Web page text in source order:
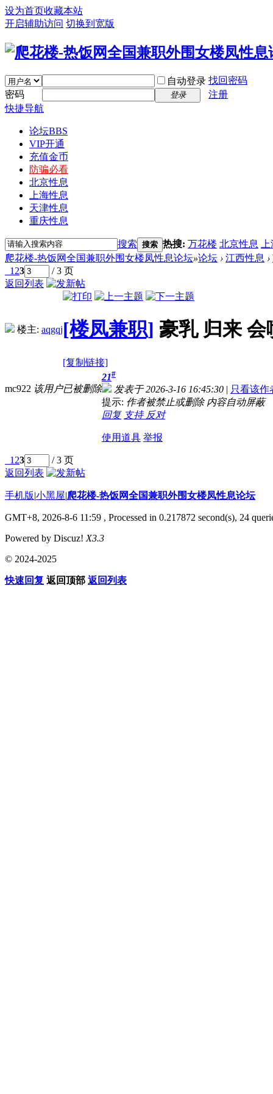
设为首页收藏本站
开启辅助访问 切换到宽版
自动登录 找回密码
密码
登录
注册
快捷导航
论坛BBS
VIP开通
充值金币
防骗必看
北京性息
上海性息
天津性息
重庆性息
搜索 搜索 热搜: 万花楼 北京性息
爬花楼-热饭网全国兼职外围女楼凤性息论坛»论坛 › 江西性息 ›
1 23
/ 3 页
返回列表
楼主: aqgqj[楼凤兼职] 豪乳 归来 会
[复制链接]
mc922 该用户已被删除
21#
发表于 2026-3-16 16:45:30 | 只看该作
提示: 作者被禁止或删除 内容自动屏蔽
回复 支持 反对
使用道具 举报
1 23
/ 3 页
返回列表
手机版|小黑屋|爬花楼-热饭网全国兼职外围女楼凤性息论坛
GMT+8, 2026-8-6 11:59 , Processed in 0.217872 second(s), 24
Powered by Discuz! X3.3
© 2024-2025
快速回复 返回顶部 返回列表